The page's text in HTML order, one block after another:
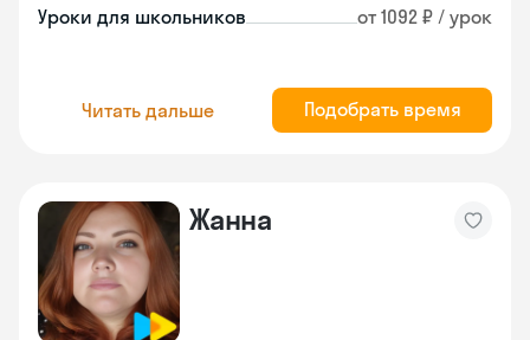
Уроки для школьников от 1092 ₽ / урок
Читать дальше Подобрать время
Жанна